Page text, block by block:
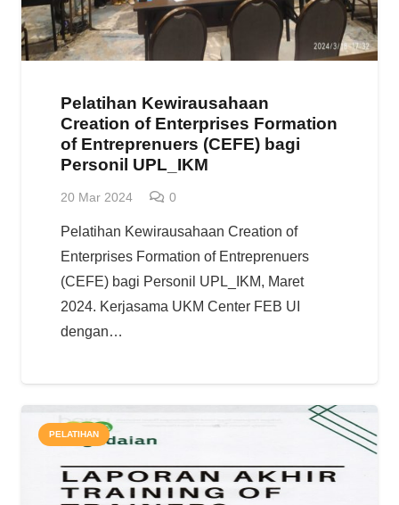
Pelatihan Kewirausahaan
Creation of Enterprises Formation
of Entreprenuers (CEFE) bagi
Personil UPL_IKM
20 Mar 2024 0
Pelatihan Kewirausahaan Creation of
Enterprises Formation of Entreprenuers
(CEFE) bagi Personil UPL_IKM, Maret
2024. Kerjasama UKM Center FEB UI
dengan…
PELATIHAN